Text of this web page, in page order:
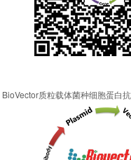
BioVector质粒载体菌种细胞蛋白